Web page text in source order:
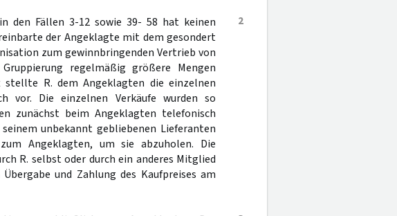
2
den Fällen 3-12 sowie 39- 58 hat keinen
der Angeklagte mit dem gesondert
zum gewinnbringenden Vertrieb von
regelmäßig größere Mengen
stellte R. dem Angeklagten die einzelnen
vor. Die einzelnen Verkäufe wurden so
zunächst beim Angeklagten telefonisch
unbekannt gebliebenen Lieferanten
Angeklagten, um sie abzuholen. Die
R. selbst oder durch ein anderes Mitglied
und Zahlung des Kaufpreises am